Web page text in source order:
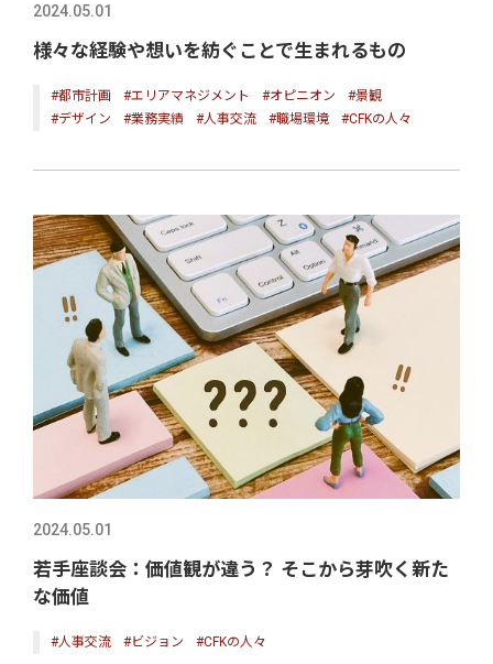
2024.05.01
様々な経験や想いを紡ぐことで生まれるもの
#都市計画 #エリアマネジメント #オピニオン
#景観
#デザイン
#業務実績 #人事交流 #職場環境 #CFKの人々
2024.05.01
若手座談会：価値観が違う？ そこから芽吹く新た
な価値
#人事交流 #ビジョン #CFKの人々